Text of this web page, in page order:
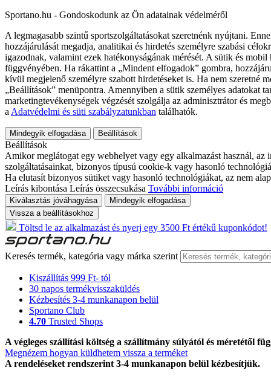
Sportano.hu - Gondoskodunk az Ön adatainak védelméről
A legmagasabb szintű sportszolgáltatásokat szeretnénk nyújtani.
hozzájárulását megadja, analitikai és hirdetés személyre szabási
igazodnak, valamint ezek hatékonyságának mérését. A sütik és
függvényében. Ha rákattint a „Mindent elfogadok” gombra,
kívül megjelenő személyre szabott hirdetéseket is. Ha nem szeretné
„Beállítások” menüpontra. Amennyiben a sütik személyes adatokat
marketingtevékenységek végzését szolgálja az adminisztrátor és
a Adatvédelmi és süti szabályzatunkban találhatók.
Mindegyik elfogadása Beállítások
Beállítások
Amikor meglátogat egy webhelyet vagy egy alkalmazást használ,
szolgáltatásainkat, bizonyos típusú cookie-k vagy hasonló
Ha elutasít bizonyos sütiket vagy hasonló technológiákat, az nem
Leírás kibontása Leírás összecsukása További információ
Kiválasztás jóváhagyása
Mindegyik elfogadása
Vissza a beállításokhoz
Töltsd le az alkalmazást és nyerj egy 3500 Ft értékű kuponkódot!
Keresés termék, kategória vagy márka szerint
Kiszállítás 999 Ft- tól
30 napos termékvisszaküldés
Kézbesítés 3-4 munkanapon belül
Sportano Club
4.70 Trusted Shops
A végleges szállítási költség a szállítmány súlyától és méretétől
Megnézem hogyan küldhetem vissza a terméket
A rendeléseket rendszerint 3-4 munkanapon belül kézbesítjük.